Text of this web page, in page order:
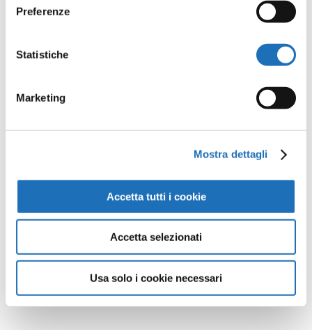
Preferenze
Statistiche
Marketing
Mostra dettagli
Accetta tutti i cookie
Accetta selezionati
Usa solo i cookie necessari
Opere della
Virtuale
Continua a scoprire tutte le
opere della collezione d’arte di
Cesenatico nella Galleria Virtuale:
un viaggio artistico senza confini.
Guarda tutte le opere